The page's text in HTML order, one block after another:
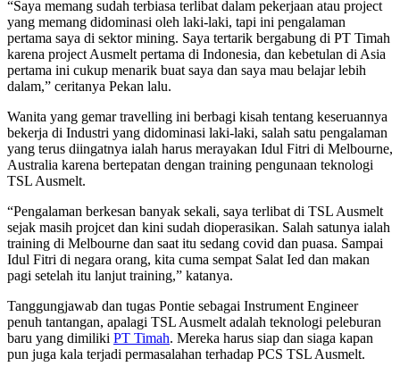
“Saya memang sudah terbiasa terlibat dalam pekerjaan atau project
yang memang didominasi oleh laki-laki, tapi ini pengalaman
pertama saya di sektor mining. Saya tertarik bergabung di PT Timah
karena project Ausmelt pertama di Indonesia, dan kebetulan di Asia
pertama ini cukup menarik buat saya dan saya mau belajar lebih
dalam,” ceritanya Pekan lalu.
Wanita yang gemar travelling ini berbagi kisah tentang keseruannya
bekerja di Industri yang didominasi laki-laki, salah satu pengalaman
yang terus diingatnya ialah harus merayakan Idul Fitri di Melbourne,
Australia karena bertepatan dengan training pengunaan teknologi
TSL Ausmelt.
“Pengalaman berkesan banyak sekali, saya terlibat di TSL Ausmelt
sejak masih projcet dan kini sudah dioperasikan. Salah satunya ialah
training di Melbourne dan saat itu sedang covid dan puasa. Sampai
Idul Fitri di negara orang, kita cuma sempat Salat Ied dan makan
pagi setelah itu lanjut training,” katanya.
Tanggungjawab dan tugas Pontie sebagai Instrument Engineer
penuh tantangan, apalagi TSL Ausmelt adalah teknologi peleburan
baru yang dimiliki PT Timah. Mereka harus siap dan siaga kapan
pun juga kala terjadi permasalahan terhadap PCS TSL Ausmelt.